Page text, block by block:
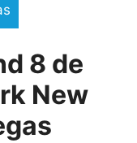
8 de
New